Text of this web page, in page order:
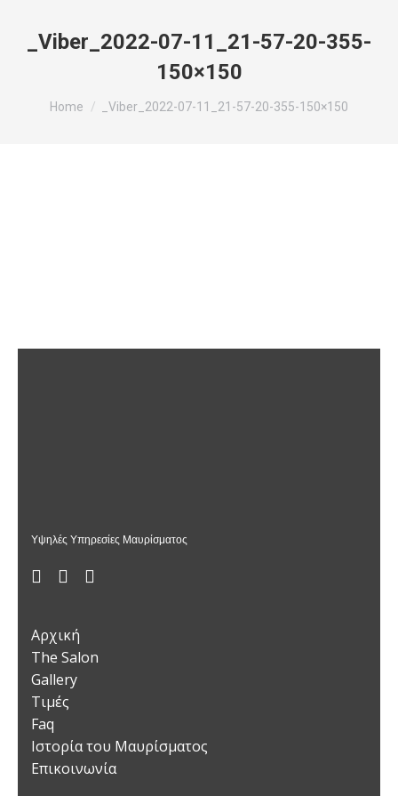
_Viber_2022-07-11_21-57-20-355-
150×150
You are here:
Home _Viber_2022-07-11_21-57-20-355-150×150
Υψηλές Υπηρεσίες Μαυρίσματος
Αρχική
The Salon
Gallery
Τιμές
Faq
Ιστορία του Μαυρίσματος
Επικοινωνία